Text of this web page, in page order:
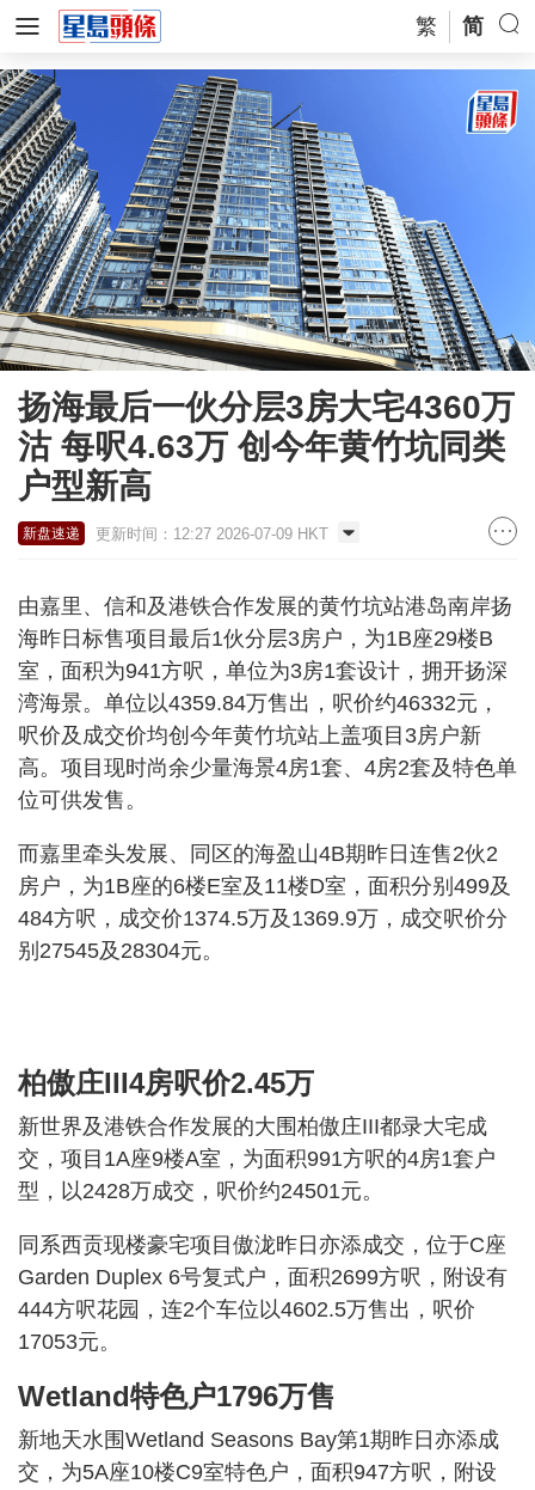
繁 简
扬海最后一伙分层3房大宅4360万
沽 每呎4.63万 创今年黄竹坑同类
户型新高
新盘速递 更新时间：12:27 2026-07-09 HKT
由嘉里、信和及港铁合作发展的黄竹坑站港岛南岸扬
海昨日标售项目最后1伙分层3房户，为1B座29楼B
室，面积为941方呎，单位为3房1套设计，拥开扬深
湾海景。单位以4359.84万售出，呎价约46332元，
呎价及成交价均创今年黄竹坑站上盖项目3房户新
高。项目现时尚余少量海景4房1套、4房2套及特色单
位可供发售。
而嘉里牵头发展、同区的海盈山4B期昨日连售2伙2
房户，为1B座的6楼E室及11楼D室，面积分别499及
484方呎，成交价1374.5万及1369.9万，成交呎价分
别27545及28304元。
柏傲庄III4房呎价2.45万
新世界及港铁合作发展的大围柏傲庄III都录大宅成
交，项目1A座9楼A室，为面积991方呎的4房1套户
型，以2428万成交，呎价约24501元。
同系西贡现楼豪宅项目傲泷昨日亦添成交，位于C座
Garden Duplex 6号复式户，面积2699方呎，附设有
444方呎花园，连2个车位以4602.5万售出，呎价
17053元。
Wetland特色户1796万售
新地天水围Wetland Seasons Bay第1期昨日亦添成
交，为5A座10楼C9室特色户，面积947方呎，附设